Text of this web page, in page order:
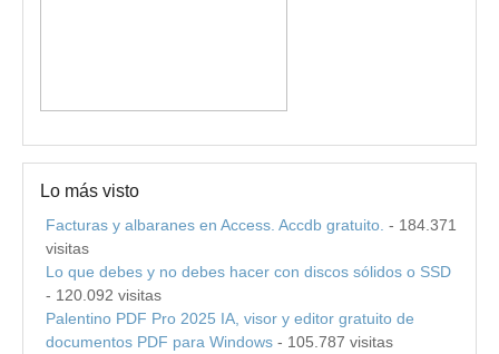
Lo más visto
Facturas y albaranes en Access. Accdb gratuito. - 184.371
visitas
Lo que debes y no debes hacer con discos sólidos o SSD
- 120.092 visitas
Palentino PDF Pro 2025 IA, visor y editor gratuito de
documentos PDF para Windows - 105.787 visitas